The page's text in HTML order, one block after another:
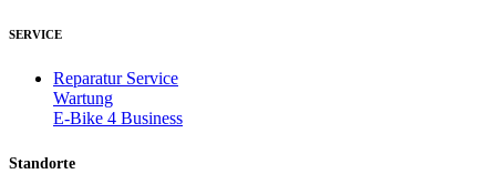
SERVICE
Reparatur Service
Wartung
E-Bike 4 Business
Standorte